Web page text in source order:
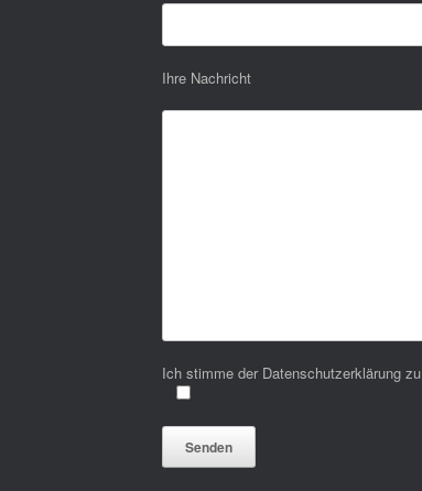
Ihre Nachricht
Ich stimme der Datenschutzerklärung zu
Bitte lasse dieses Feld leer.